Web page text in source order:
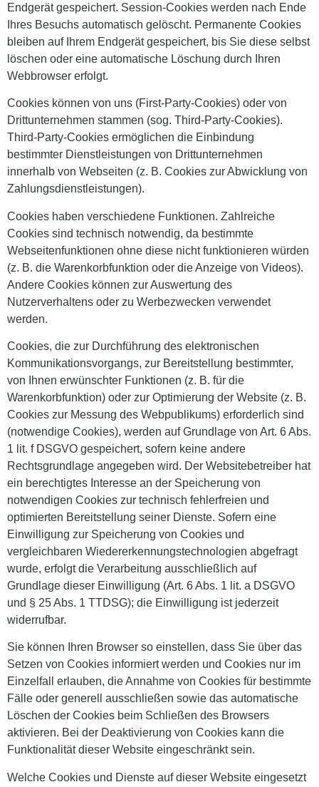
Endgerät gespeichert. Session-Cookies werden nach Ende
Ihres Besuchs automatisch gelöscht. Permanente Cookies
bleiben auf Ihrem Endgerät gespeichert, bis Sie diese selbst
löschen oder eine automatische Löschung durch Ihren
Webbrowser erfolgt.
Cookies können von uns (First-Party-Cookies) oder von
Drittunternehmen stammen (sog. Third-Party-Cookies).
Third-Party-Cookies ermöglichen die Einbindung
bestimmter Dienstleistungen von Drittunternehmen
innerhalb von Webseiten (z. B. Cookies zur Abwicklung von
Zahlungsdienstleistungen).
Cookies haben verschiedene Funktionen. Zahlreiche
Cookies sind technisch notwendig, da bestimmte
Webseitenfunktionen ohne diese nicht funktionieren würden
(z. B. die Warenkorbfunktion oder die Anzeige von Videos).
Andere Cookies können zur Auswertung des
Nutzerverhaltens oder zu Werbezwecken verwendet
werden.
Cookies, die zur Durchführung des elektronischen
Kommunikationsvorgangs, zur Bereitstellung bestimmter,
von Ihnen erwünschter Funktionen (z. B. für die
Warenkorbfunktion) oder zur Optimierung der Website (z. B.
Cookies zur Messung des Webpublikums) erforderlich sind
(notwendige Cookies), werden auf Grundlage von Art. 6 Abs.
1 lit. f DSGVO gespeichert, sofern keine andere
Rechtsgrundlage angegeben wird. Der Websitebetreiber hat
ein berechtigtes Interesse an der Speicherung von
notwendigen Cookies zur technisch fehlerfreien und
optimierten Bereitstellung seiner Dienste. Sofern eine
Einwilligung zur Speicherung von Cookies und
vergleichbaren Wiedererkennungstechnologien abgefragt
wurde, erfolgt die Verarbeitung ausschließlich auf
Grundlage dieser Einwilligung (Art. 6 Abs. 1 lit. a DSGVO
und § 25 Abs. 1 TTDSG); die Einwilligung ist jederzeit
widerrufbar.
Sie können Ihren Browser so einstellen, dass Sie über das
Setzen von Cookies informiert werden und Cookies nur im
Einzelfall erlauben, die Annahme von Cookies für bestimmte
Fälle oder generell ausschließen sowie das automatische
Löschen der Cookies beim Schließen des Browsers
aktivieren. Bei der Deaktivierung von Cookies kann die
Funktionalität dieser Website eingeschränkt sein.
Welche Cookies und Dienste auf dieser Website eingesetzt